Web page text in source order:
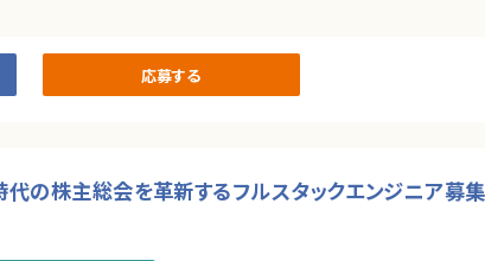
るだけでなく、主担当となる事業においては事業部の開発チームと共に事業
題に取り組む力を身につけられる環境です。
ます
を見ることができます。
応募する
株主総会を革新するフルスタックエンジニア募集